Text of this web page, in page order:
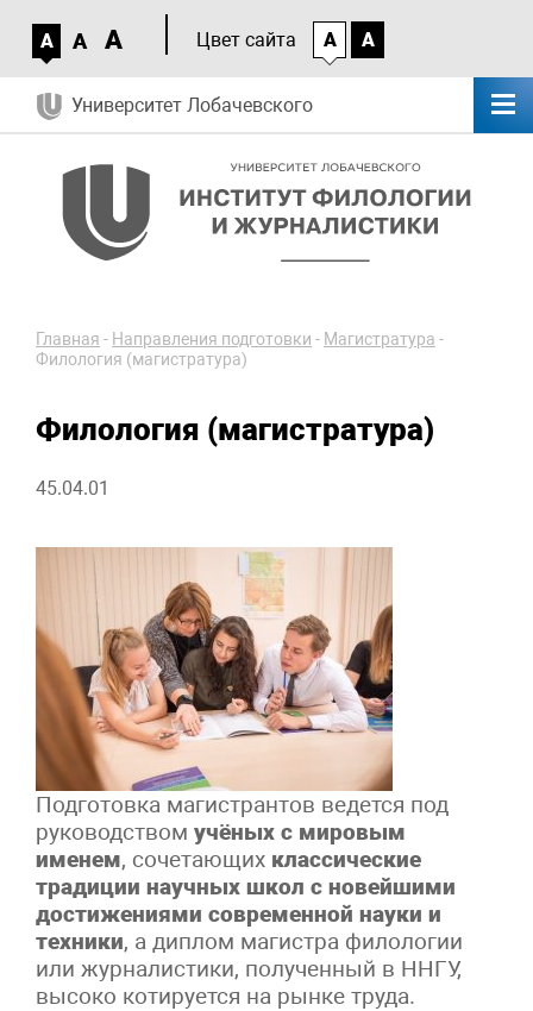
A A A Цвет сайта A A
Университет Лобачевского
Главная - Направления подготовки - Магистратура -
Филология (магистратура)
Филология (магистратура)
45.04.01
Подготовка магистрантов ведется под
руководством учёных с мировым
именем, сочетающих классические
традиции научных школ с новейшими
достижениями современной науки и
техники, а диплом магистра филологии
или журналистики, полученный в ННГУ,
высоко котируется на рынке труда.